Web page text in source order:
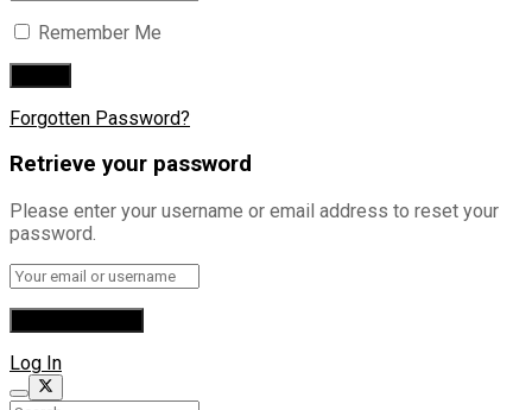
Remember Me
Forgotten Password?
Retrieve your password
Please enter your username or email address to reset your
password.
Log In